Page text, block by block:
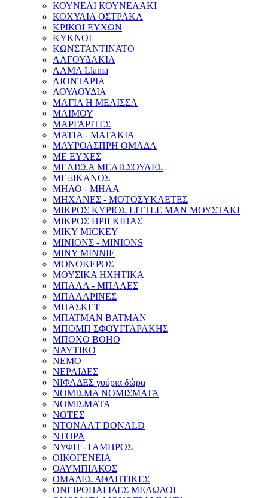
ΚΟΥΝΕΛΙ ΚΟΥΝΕΛΑΚΙ
ΚΟΧΥΛΙΑ ΟΣΤΡΑΚΑ
ΚΡΙΚΟΙ ΕΥΧΩΝ
ΚΥΚΝΟΙ
ΚΩΝΣΤΑΝΤΙΝΑΤΟ
ΛΑΓΟΥΔΑΚΙΑ
ΛΑΜΑ Llama
ΛΙΟΝΤΑΡΙΑ
ΛΟΥΛΟΥΔΙΑ
ΜΑΓΙΑ Η ΜΕΛΙΣΣΑ
ΜΑΙΜΟΥ
ΜΑΡΓΑΡΙΤΕΣ
ΜΑΤΙΑ - ΜΑΤΑΚΙΑ
ΜΑΥΡΟΑΣΠΡΗ ΟΜΑΔΑ
ΜΕ ΕΥΧΕΣ
ΜΕΛΙΣΣΑ ΜΕΛΙΣΣΟΥΛΕΣ
ΜΕΞΙΚΑΝΟΣ
ΜΗΛΟ - ΜΗΛΑ
ΜΗΧΑΝΕΣ - ΜΟΤΟΣΥΚΛΕΤΕΣ
ΜΙΚΡΟΣ ΚΥΡΙΟΣ LITTLE MAN ΜΟΥΣΤΑΚΙ
ΜΙΚΡΟΣ ΠΡΙΓΚΙΠΑΣ
ΜΙΚΥ MICKEY
ΜΙΝΙΟΝΣ - MINIONS
ΜΙΝΥ MINNIE
ΜΟΝΟΚΕΡΟΣ
ΜΟΥΣΙΚΑ ΗΧΗΤΙΚΑ
ΜΠΑΛΑ - ΜΠΑΛΕΣ
ΜΠΑΛΑΡΙΝΕΣ
ΜΠΑΣΚΕΤ
ΜΠΑΤΜΑΝ BATMAN
ΜΠΟΜΠ ΣΦΟΥΓΓΑΡΑΚΗΣ
ΜΠΟΧΟ BOHO
ΝΑΥΤΙΚΟ
ΝΕΜΟ
ΝΕΡΑΙΔΕΣ
ΝΙΦΑΔΕΣ γούρια δώρα
ΝΟΜΙΣΜΑ ΝΟΜΙΣΜΑΤΑ
ΝΟΜΙΣΜΑΤΑ
ΝΟΤΕΣ
ΝΤΟΝΑΛT DONALD
ΝΤΟΡΑ
ΝΥΦΗ - ΓΑΜΠΡΟΣ
ΟΙΚΟΓΕΝΕΙΑ
ΟΛΥΜΠΙΑΚΟΣ
ΟΜΑΔΕΣ ΑΘΛΗΤΙΚΕΣ
ΟΝΕΙΡΟΠΑΓΙΔΕΣ ΜΕΛΩΔΟΙ